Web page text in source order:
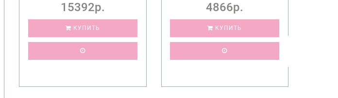
15392р.
КУПИТЬ
4866р.
КУПИТЬ